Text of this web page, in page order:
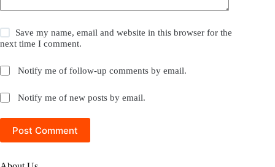
Save my name, email and website in this browser for the
next time I comment.
Notify me of follow-up comments by email.
Notify me of new posts by email.
Post Comment